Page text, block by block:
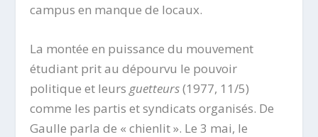
campus en manque de locaux.
La montée en puissance du mouvement
étudiant prit au dépourvu le pouvoir
politique et leurs guetteurs(1977, 11/5)
comme les partis et syndicats organisés. De
Gaulle parla de « chienlit ». Le 3 mai, le